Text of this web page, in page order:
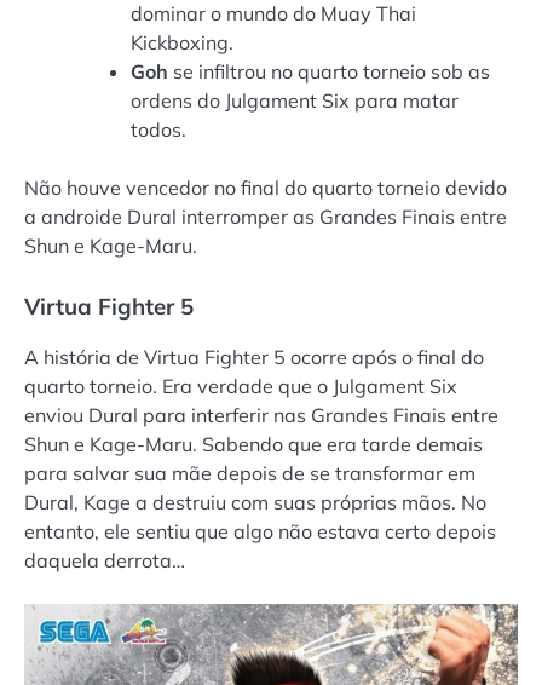
dominar o mundo do Muay Thai
Kickboxing.
Goh se infiltrou no quarto torneio sob as
ordens do Julgament Six para matar
todos.
Não houve vencedor no final do quarto torneio devido
a androide Dural interromper as Grandes Finais entre
Shun e Kage-Maru.
Virtua Fighter 5
A história de Virtua Fighter 5 ocorre após o final do
quarto torneio. Era verdade que o Julgament Six
enviou Dural para interferir nas Grandes Finais entre
Shun e Kage-Maru. Sabendo que era tarde demais
para salvar sua mãe depois de se transformar em
Dural, Kage a destruiu com suas próprias mãos. No
entanto, ele sentiu que algo não estava certo depois
daquela derrota…